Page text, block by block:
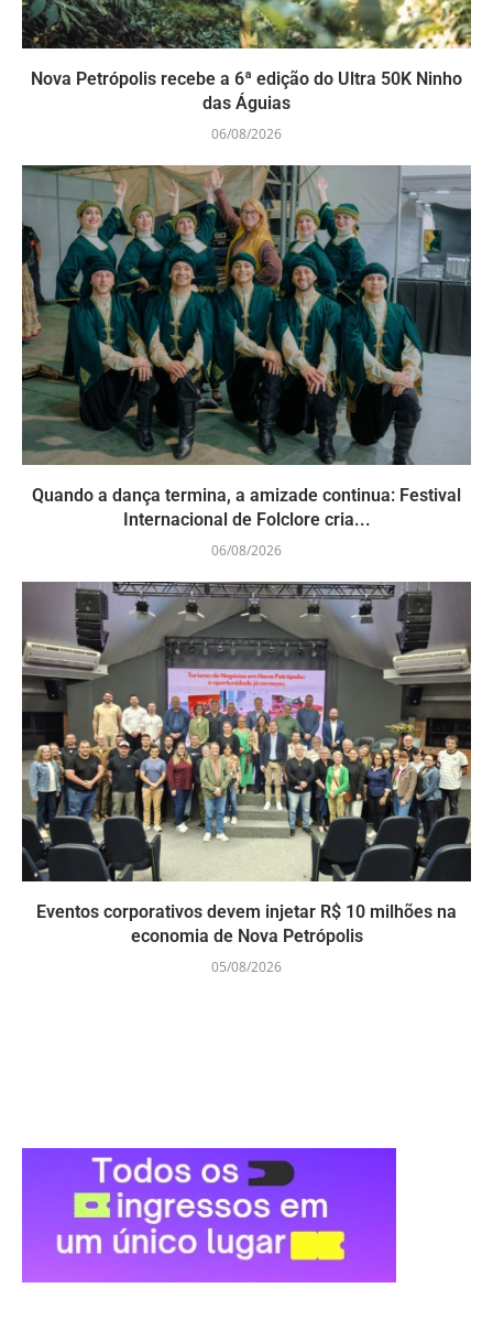
Nova Petrópolis recebe a 6ª edição do Ultra 50K Ninho
das Águias
06/08/2026
Quando a dança termina, a amizade continua: Festival
Internacional de Folclore cria...
06/08/2026
Eventos corporativos devem injetar R$ 10 milhões na
economia de Nova Petrópolis
05/08/2026